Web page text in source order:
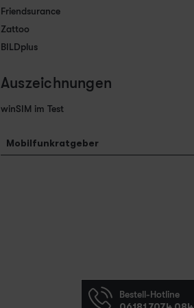
Friendsurance
Zattoo
BILDplus
Auszeichnungen
winSIM im Test
Mobilfunkratgeber
Bestell-Hotline